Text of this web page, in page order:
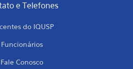
e Telefones
do IQUSP
Funcionários
Fale Conosco